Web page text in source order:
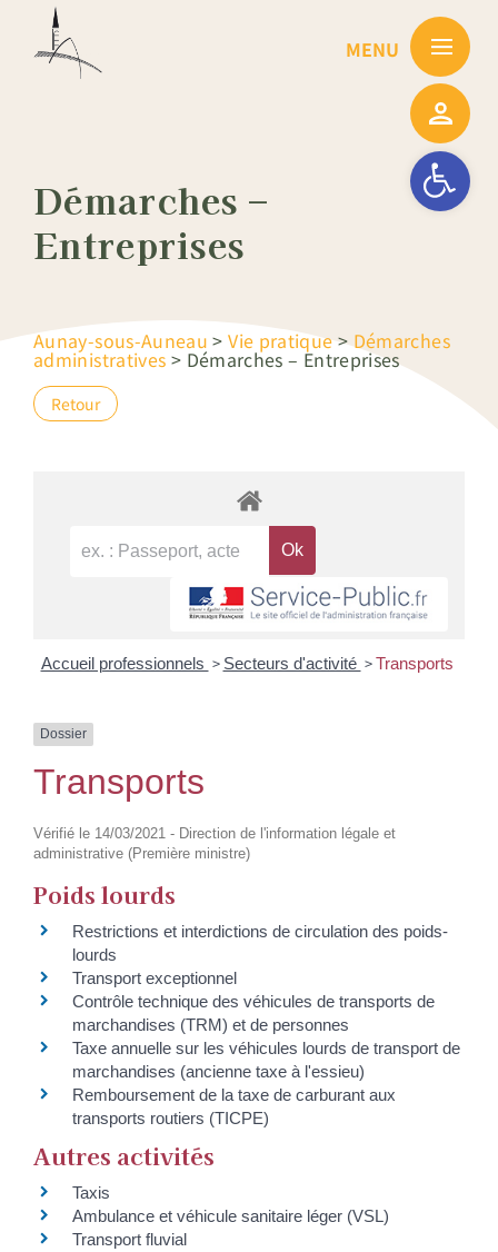
Ouvrir la
Démarches –
Entreprises
Aunay-sous-Auneau >Vie pratique>Démarches
administratives > Démarches – Entreprises
Retour
Accueil professionnels > Secteurs d'activité > Transports
Dossier
Transports
Vérifié le 14/03/2021 - Direction de l'information légale et
administrative (Première ministre)
Poids lourds
Restrictions et interdictions de circulation des poids-
lourds
Transport exceptionnel
Contrôle technique des véhicules de transports de
marchandises (TRM) et de personnes
Taxe annuelle sur les véhicules lourds de transport de
marchandises (ancienne taxe à l'essieu)
Remboursement de la taxe de carburant aux
transports routiers (TICPE)
Autres activités
Taxis
Ambulance et véhicule sanitaire léger (VSL)
Transport fluvial